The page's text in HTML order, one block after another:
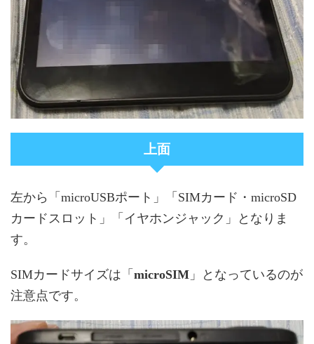
上面
左から「microUSBポート」「SIMカード・microSD
カードスロット」「イヤホンジャック」となりま
す。
SIMカードサイズは「 microSIM 」となっているのが
注意点です。